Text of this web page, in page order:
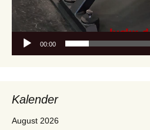
00:00
Kalender
August 2026